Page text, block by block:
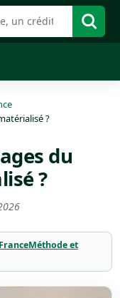
?
du
?
Méthode et